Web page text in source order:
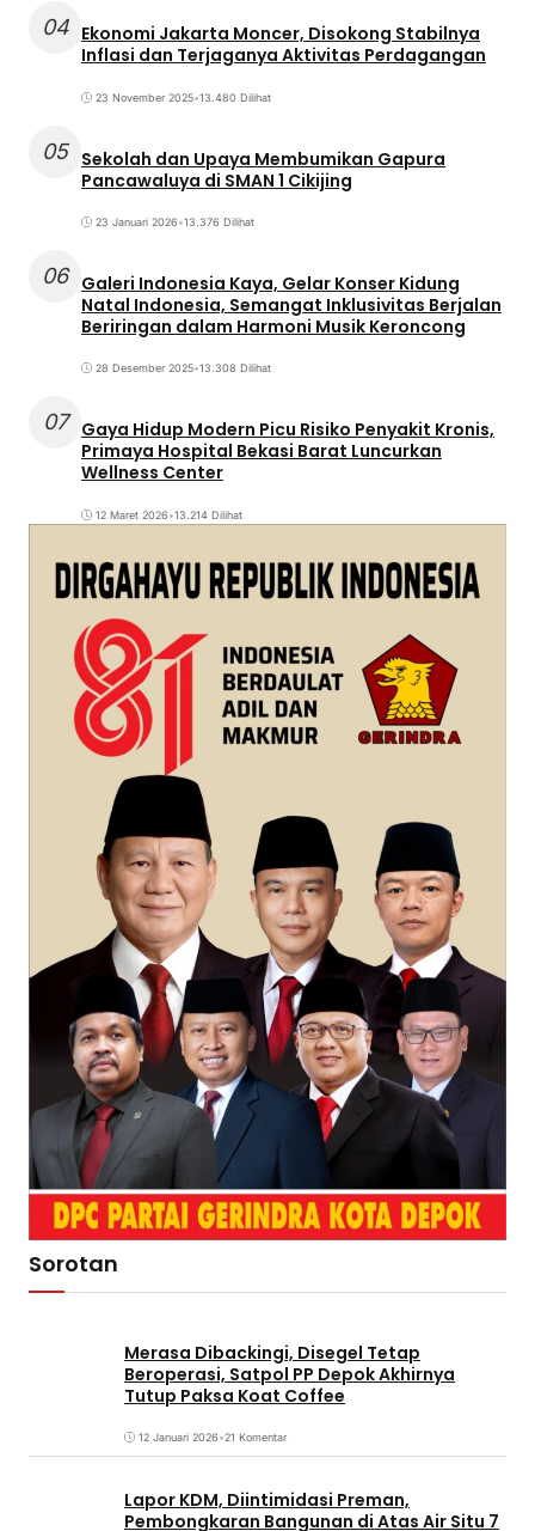
04 Ekonomi Jakarta Moncer, Disokong Stabilnya
Inflasi dan Terjaganya Aktivitas Perdagangan
23 November 2025•13.480 Dilihat
05 Sekolah dan Upaya Membumikan Gapura
Pancawaluya di SMAN 1 Cikijing
23 Januari 2026•13.376 Dilihat
06 Galeri Indonesia Kaya, Gelar Konser Kidung
Natal Indonesia, Semangat Inklusivitas Berjalan
Beriringan dalam Harmoni Musik Keroncong
28 Desember 2025•13.308 Dilihat
07
Gaya Hidup Modern Picu Risiko Penyakit Kronis,
Primaya Hospital Bekasi Barat Luncurkan
Wellness Center
12 Maret 2026•13.214 Dilihat
Sorotan
Merasa Dibackingi, Disegel Tetap
Beroperasi, Satpol PP Depok Akhirnya
Tutup Paksa Koat Coffee
12 Januari 2026•21 Komentar
Lapor KDM, Diintimidasi Preman,
Pembongkaran Bangunan di Atas Air Situ 7